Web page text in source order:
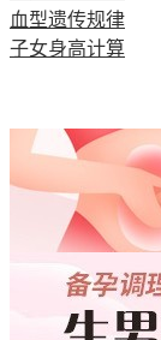
血型遗传规律
子女身高计算